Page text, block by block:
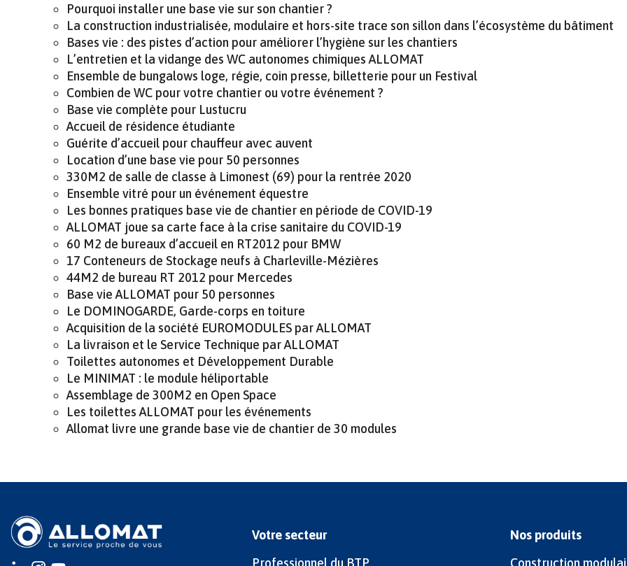
Pourquoi installer une base vie sur son chantier ?
La construction industrialisée, modulaire et hors-site trace son sillon dans l’écosystème du bâtiment
Bases vie : des pistes d’action pour améliorer l’hygiène sur les chantiers
L’entretien et la vidange des WC autonomes chimiques ALLOMAT
Ensemble de bungalows loge, régie, coin presse, billetterie pour un Festival
Combien de WC pour votre chantier ou votre événement ?
Base vie complète pour Lustucru
Accueil de résidence étudiante
Guérite d’accueil pour chauffeur avec auvent
Location d’une base vie pour 50 personnes
330M2 de salle de classe à Limonest (69) pour la rentrée 2020
Ensemble vitré pour un événement équestre
Les bonnes pratiques base vie de chantier en période de COVID-19
ALLOMAT joue sa carte face à la crise sanitaire du COVID-19
60 M2 de bureaux d’accueil en RT2012 pour BMW
17 Conteneurs de Stockage neufs à Charleville-Mézières
44M2 de bureau RT 2012 pour Mercedes
Base vie ALLOMAT pour 50 personnes
Le DOMINOGARDE, Garde-corps en toiture
Acquisition de la société EUROMODULES par ALLOMAT
La livraison et le Service Technique par ALLOMAT
Toilettes autonomes et Développement Durable
Le MINIMAT : le module héliportable
Assemblage de 300M2 en Open Space
Les toilettes ALLOMAT pour les événements
Allomat livre une grande base vie de chantier de 30 modules
Votre secteur
Professionnel du BTP
Nos produits
Construction